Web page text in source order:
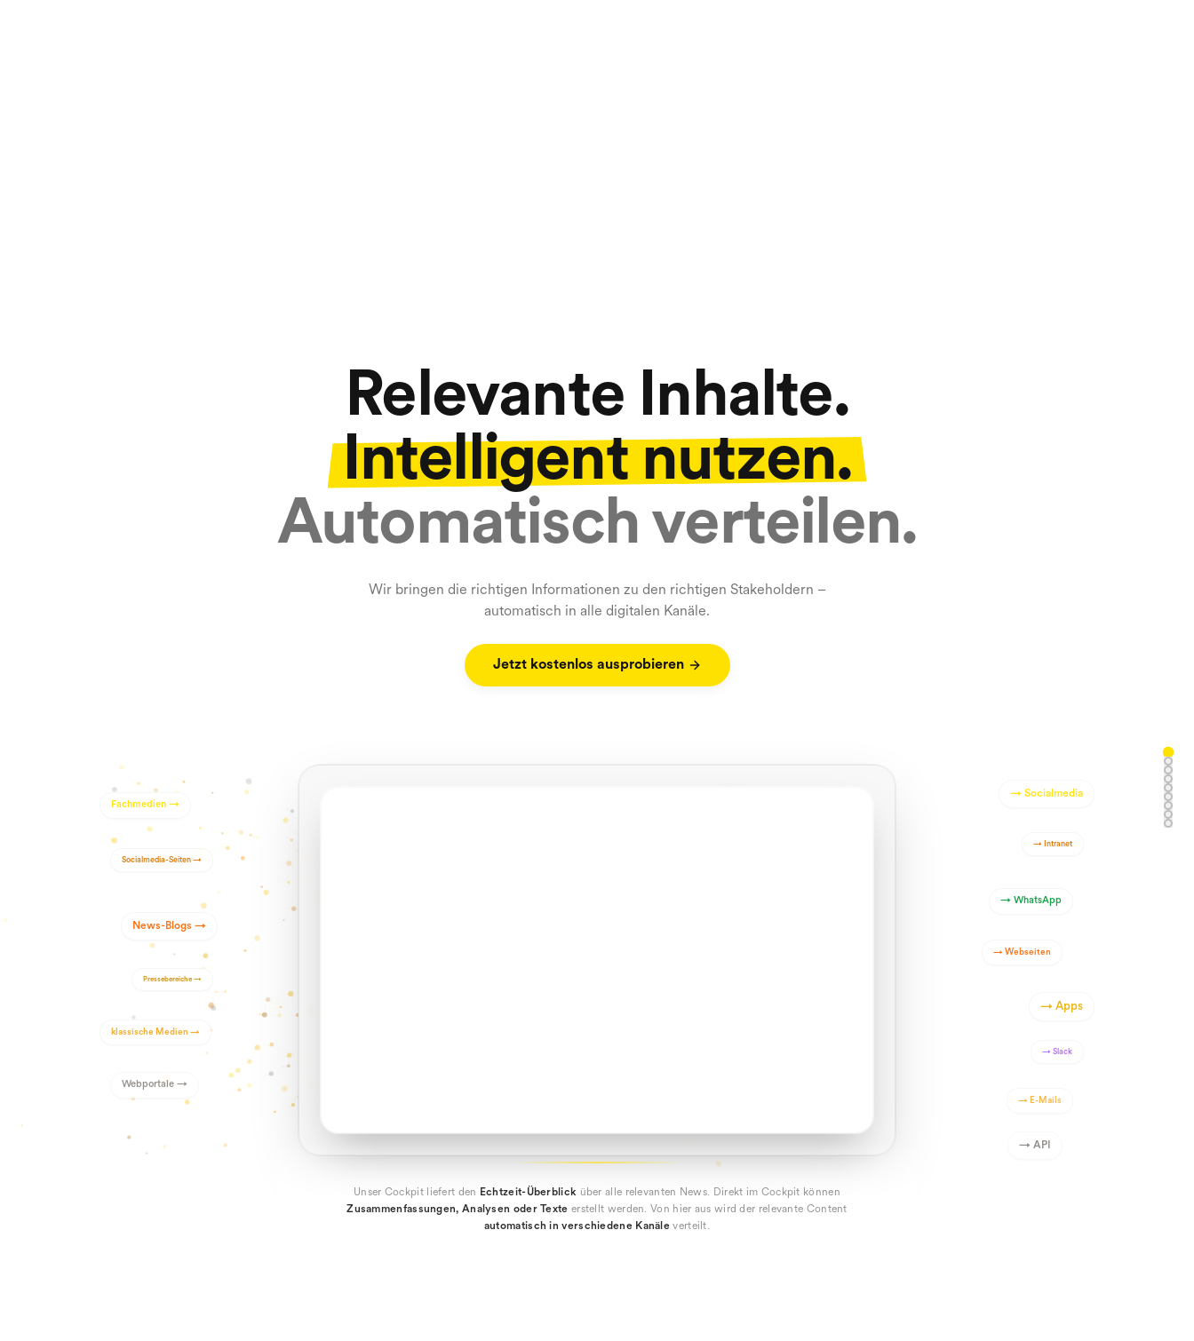
Relevante Inhalte.
Intelligent nutzen.
Automatisch verteilen.
Wir bringen die richtigen Informationen zu den richtigen Stakeholdern –
automatisch in alle digitalen Kanäle.
Jetzt kostenlos ausprobieren
Fachmedien →
Socialmedia-Seiten →
News-Blogs →
Pressebereiche →
klassische Medien →
Webportale →
→ Socialmedia
→ Intranet
→ WhatsApp
→ Webseiten
→ Apps
→ Slack
→ E-Mails
→ API
Unser Cockpit liefert den Echtzeit-Überblick über alle relevanten News. Direkt im Cockpit können
Zusammenfassungen, Analysen oder Texte erstellt werden. Von hier aus wird der relevante Content
automatisch in verschiedene Kanäle verteilt.